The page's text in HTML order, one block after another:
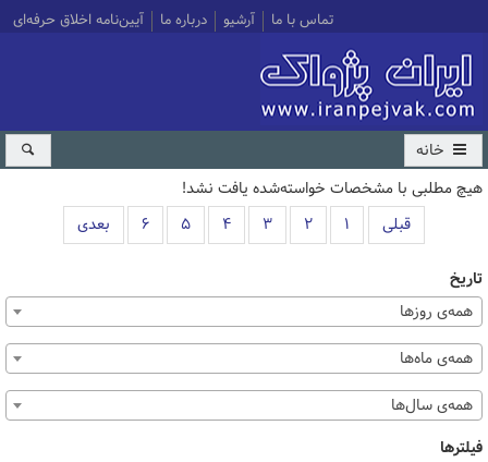
تماس با ما آرشیو درباره ما آیین‌نامه اخلاق حرفه‌ای
خانه
هیچ مطلبی با مشخصات خواسته‌شده یافت نشد!
قبلی
۱ ۲ ۳ ۴ ۵ ۶ بعدی
تاریخ
همه‌ی روزها
همه‌ی ماه‌ها
همه‌ی سال‌ها
فیلترها